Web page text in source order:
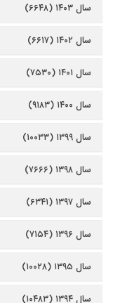
سال ۱۴۰۳ (۶۶۴۸)
سال ۱۴۰۲ (۶۶۱۷)
سال ۱۴۰۱ (۷۵۳۰)
سال ۱۴۰۰ (۹۱۸۳)
سال ۱۳۹۹ (۱۰۰۳۳)
سال ۱۳۹۸ (۷۶۶۶)
سال ۱۳۹۷ (۶۳۴۱)
سال ۱۳۹۶ (۷۱۵۴)
سال ۱۳۹۵ (۱۰۰۲۸)
سال ۱۳۹۴ (۱۰۴۸۳)